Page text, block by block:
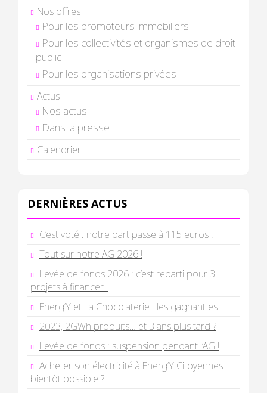
Nos offres
Pour les promoteurs immobiliers
Pour les collectivités et organismes de droit
public
Pour les organisations privées
Actus
Nos actus
Dans la presse
Calendrier
DERNIÈRES ACTUS
C’est voté : notre part passe à 115 euros !
Tout sur notre AG 2026 !
Levée de fonds 2026 : c’est reparti pour 3
projets à financer !
Energ’Y et La Chocolaterie : les gagnant.es !
2023, 2GWh produits… et 3 ans plus tard ?
Levée de fonds : suspension pendant l’AG !
Acheter son électricité à Energ’Y Citoyennes :
bientôt possible ?